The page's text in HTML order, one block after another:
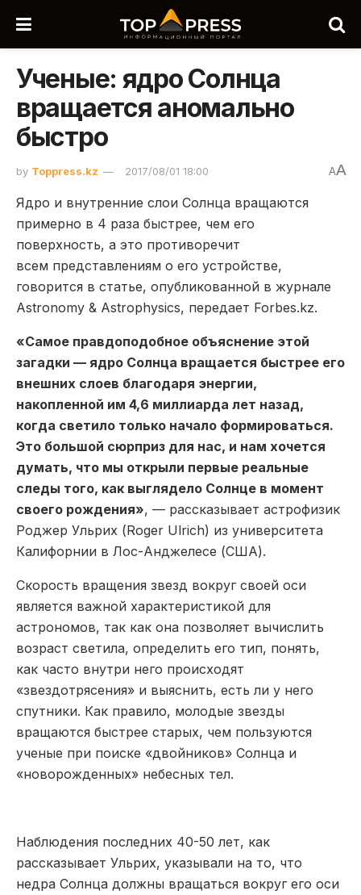
Ученые: ядро Солнца
вращается аномально
быстро
by Toppress.kz 2017/08/01 18:00 AA
Ядро и внутренние слои Солнца вращаются
примерно в 4 раза быстрее, чем его
поверхность, а это противоречит
всем представлениям о его устройстве,
говорится в статье, опубликованной в журнале
Astronomy & Astrophysics, передает Forbes.kz.
«Самое правдоподобное объяснение этой
загадки — ядро Солнца вращается быстрее его
внешних слоев благодаря энергии,
накопленной им 4,6 миллиарда лет назад,
когда светило только начало формироваться.
Это большой сюрприз для нас, и нам хочется
думать, что мы открыли первые реальные
следы того, как выглядело Солнце в момент
своего рождения», — рассказывает астрофизик
Роджер Ульрих (Roger Ulrich) из университета
Калифорнии в Лос-Анджелесе (США).
Скорость вращения звезд вокруг своей оси
является важной характеристикой для
астрономов, так как она позволяет вычислить
возраст светила, определить его тип, понять,
как часто внутри него происходят
«звездотрясения» и выяснить, есть ли у него
спутники. Как правило, молодые звезды
вращаются быстрее старых, чем пользуются
ученые при поиске «двойников» Солнца и
«новорожденных» небесных тел.
Наблюдения последних 40-50 лет, как
рассказывает Ульрих, указывали на то, что
недра Солнца должны вращаться вокруг его оси